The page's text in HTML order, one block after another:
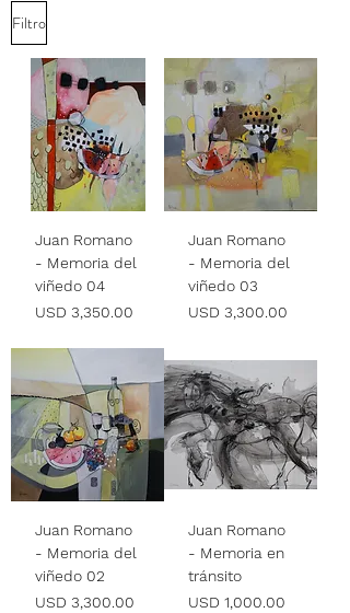
Filtro
Juan Romano
- Memoria del
viñedo 04
Precio
USD 3,350.00
Juan Romano
- Memoria del
viñedo 03
Precio
USD 3,300.00
Juan Romano
- Memoria del
viñedo 02
Precio
USD 3,300.00
Juan Romano
- Memoria en
tránsito
Precio
USD 1,000.00